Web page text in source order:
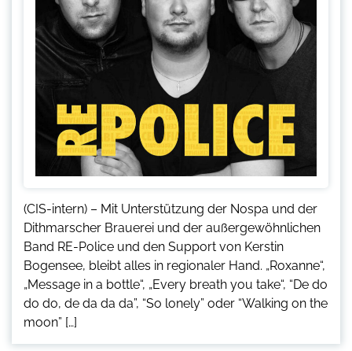
(CIS-intern) – Mit Unterstützung der Nospa und der
Dithmarscher Brauerei und der außergewöhnlichen
Band RE-Police und den Support von Kerstin
Bogensee, bleibt alles in regionaler Hand. „Roxanne“,
„Message in a bottle“, „Every breath you take“, “De do
do do, de da da da”, “So lonely” oder “Walking on the
moon” […]